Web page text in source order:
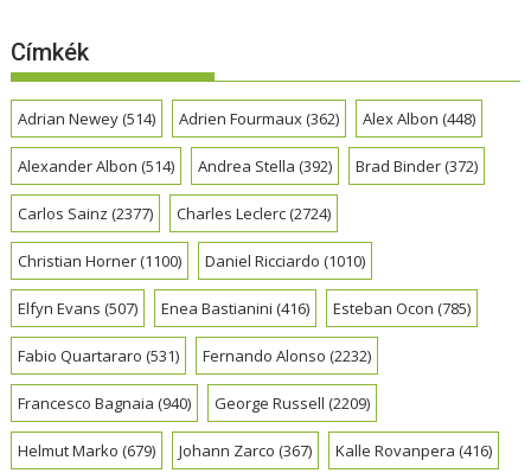
Címkék
Adrian Newey(514) Adrien Fourmaux(362) Alex Albon (448)
Alexander Albon (514) Andrea Stella (392) Brad Binder(372)
Carlos Sainz (2377) Charles Leclerc(2724)
Christian Horner(1100) Daniel Ricciardo (1010)
Elfyn Evans (507) Enea Bastianini (416) Esteban Ocon (785)
Fabio Quartararo (531) Fernando Alonso (2232)
Francesco Bagnaia (940) George Russell (2209)
Helmut Marko (679) Johann Zarco (367) Kalle Rovanpera (416)